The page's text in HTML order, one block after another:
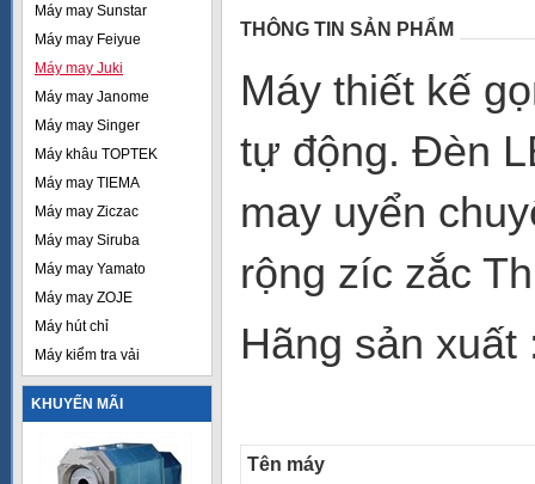
Máy may Sunstar
Máy may Feiyue
Máy may Juki
Máy may Janome
Máy may Singer
Máy khâu TOPTEK
Máy may TIEMA
Máy may Ziczac
Máy may Siruba
Máy may Yamato
Máy may ZOJE
Máy hút chỉ
Máy kiểm tra vải
KHUYẾN MÃI
THÔNG TIN SẢN PHẨM
Máy thiết kế
tự động. Đèn
may uyển
rộng zíc zắc
Hãng sản xuất
Tên máy